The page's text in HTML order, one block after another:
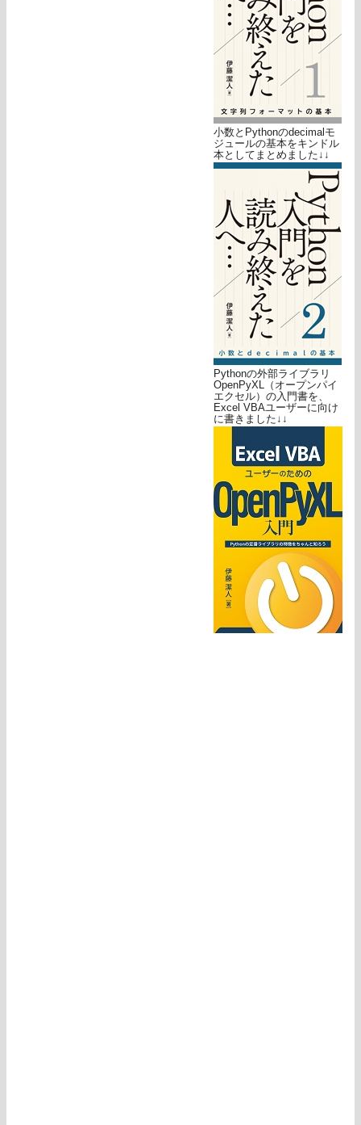
小数とPythonのdecimalモ
ジュールの基本をキンドル
本としてまとめました↓↓
Pythonの外部ライブラリ
OpenPyXL（オープンパイ
エクセル）の入門書を、
Excel VBAユーザーに向け
に書きました↓↓